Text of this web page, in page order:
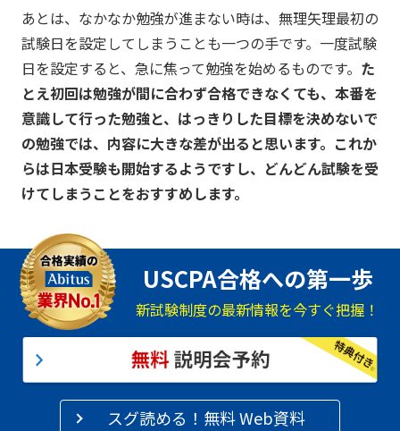
あとは、なかなか勉強が進まない時は、無理矢理最初の
試験日を設定してしまうことも一つの手です。一度試験
日を設定すると、急に焦って勉強を始めるものです。 た
とえ初回は勉強が間に合わず合格できなくても、本番を
意識して行った勉強と、はっきりした目標を決めないで
の勉強では、内容に大きな差が出ると思います。これか
らは日本受験も開始するようですし、どんどん試験を受
けてしまうことをおすすめします。
USCPA合格への第一歩
新試験制度の最新情報を今すぐ把握！
スグ読める！無料 Web資料